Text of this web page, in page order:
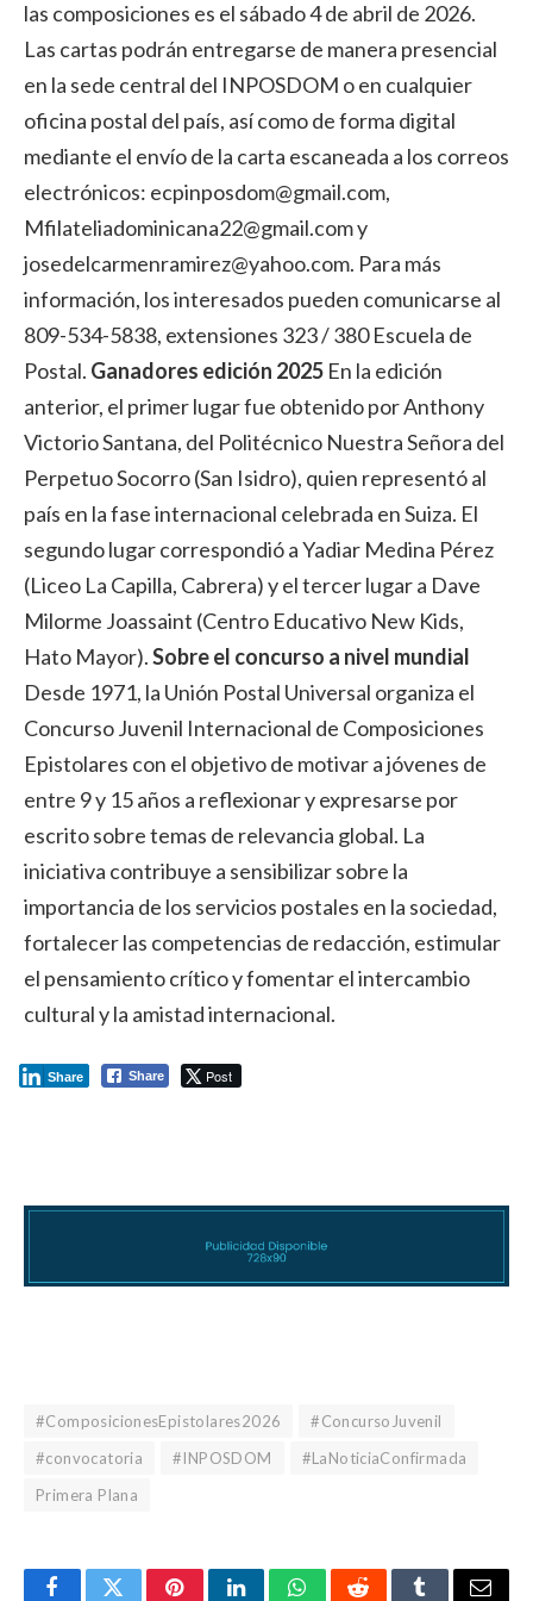
las composiciones es el sábado 4 de abril de 2026.
Las cartas podrán entregarse de manera presencial
en la sede central del INPOSDOM o en cualquier
oficina postal del país, así como de forma digital
mediante el envío de la carta escaneada a los correos
electrónicos: ecpinposdom@gmail.com,
Mfilateliadominicana22@gmail.com y
josedelcarmenramirez@yahoo.com. Para más
información, los interesados pueden comunicarse al
809-534-5838, extensiones 323 / 380 Escuela de
Postal. Ganadores edición 2025 En la edición
anterior, el primer lugar fue obtenido por Anthony
Victorio Santana, del Politécnico Nuestra Señora del
Perpetuo Socorro (San Isidro), quien representó al
país en la fase internacional celebrada en Suiza. El
segundo lugar correspondió a Yadiar Medina Pérez
(Liceo La Capilla, Cabrera) y el tercer lugar a Dave
Milorme Joassaint (Centro Educativo New Kids,
Hato Mayor).Sobre el concurso a nivel mundial
Desde 1971, la Unión Postal Universal organiza el
Concurso Juvenil Internacional de Composiciones
Epistolares con el objetivo de motivar a jóvenes de
entre 9 y 15 años a reflexionar y expresarse por
escrito sobre temas de relevancia global. La
iniciativa contribuye a sensibilizar sobre la
importancia de los servicios postales en la sociedad,
fortalecer las competencias de redacción, estimular
el pensamiento crítico y fomentar el intercambio
cultural y la amistad internacional.
Share Post
Share
#ComposicionesEpistolares2026
#ConcursoJuvenil
#convocatoria
#INPOSDOM
#LaNoticiaConfirmada
Primera Plana